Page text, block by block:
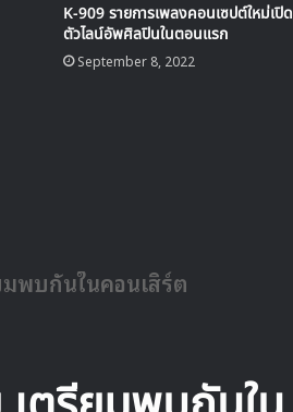
K-909 รายการเพลงคอนเซปต์ใหม่เปิด
ตัวไลน์อัพศิลปินในตอนแรก
September 8, 2022